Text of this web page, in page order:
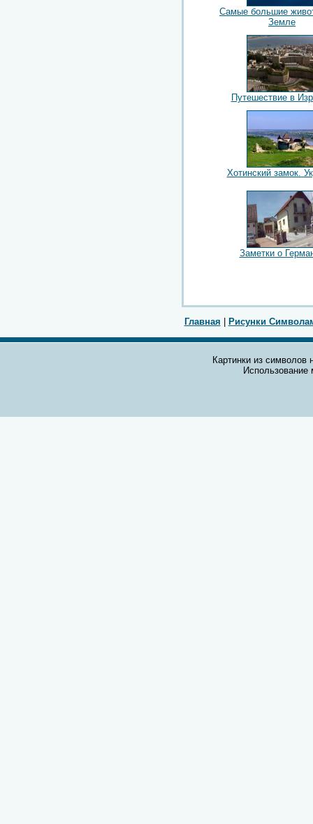
Самые большие
Земле
Путешествие в
Хотинский замок.
Заметки о
Главная Рисунки
Картинки из символов
Использование